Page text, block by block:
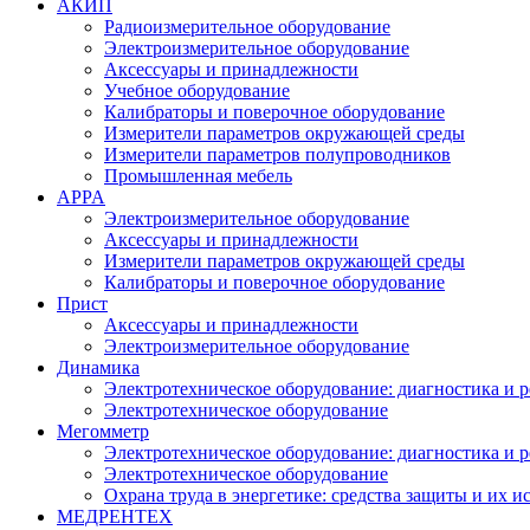
АКИП
Радиоизмерительное оборудование
Электроизмерительное оборудование
Аксессуары и принадлежности
Учебное оборудование
Калибраторы и поверочное оборудование
Измерители параметров окружающей среды
Измерители параметров полупроводников
Промышленная мебель
APPA
Электроизмерительное оборудование
Аксессуары и принадлежности
Измерители параметров окружающей среды
Калибраторы и поверочное оборудование
Прист
Аксессуары и принадлежности
Электроизмерительное оборудование
Динамика
Электротехническое оборудование: диагностика и
Электротехническое оборудование
Мегомметр
Электротехническое оборудование: диагностика и
Электротехническое оборудование
Охрана труда в энергетике: средства защиты и их
МЕДРЕНТЕХ